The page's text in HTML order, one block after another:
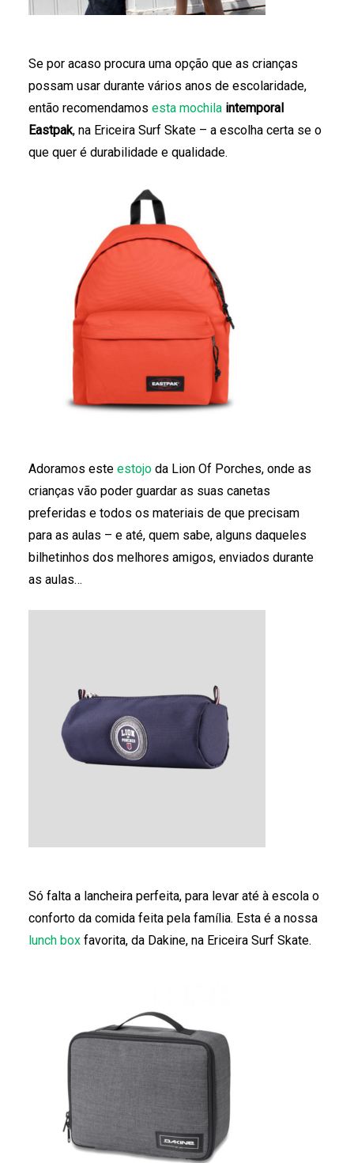
Se por acaso procura uma opção que as crianças
possam usar durante vários anos de escolaridade,
então recomendamos esta mochila intemporal
Eastpak, na Ericeira Surf Skate – a escolha certa se o
que quer é durabilidade e qualidade.
Adoramos este estojoda Lion Of Porches, onde as
crianças vão poder guardar as suas canetas
preferidas e todos os materiais de que precisam
para as aulas – e até, quem sabe, alguns daqueles
bilhetinhos dos melhores amigos, enviados durante
as aulas…
Só falta a lancheira perfeita, para levar até à escola o
conforto da comida feita pela família. Esta é a nossa
lunch boxfavorita, da Dakine, na Ericeira Surf Skate.